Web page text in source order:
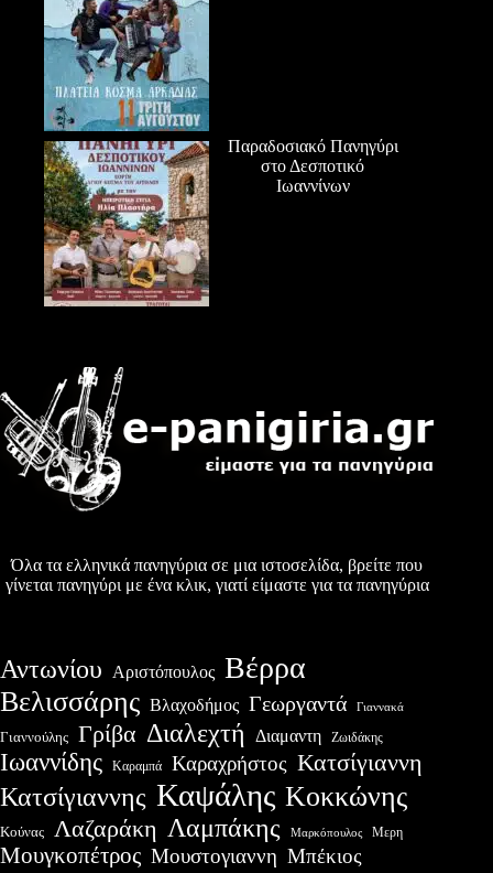
Παραδοσιακό Πανηγύρι
στο Δεσποτικό
Ιωαννίνων
Όλα τα ελληνικά πανηγύρια σε μια ιστοσελίδα, βρείτε που
γίνεται πανηγύρι με ένα κλικ, γιατί είμαστε για τα πανηγύρια
Αντωνίου Αριστόπουλος Βέρρα
Βελισσάρης Βλαχοδήμος Γεωργαντά Γιαννακά
Γιαννούλης Γρίβα Διαλεχτή Διαμαντη Ζωιδάκης
Ιωαννίδης Καραμπά Καραχρήστος Κατσίγιαννη
Κατσίγιαννης Καψάλης Κοκκώνης
Κούνας Λαζαράκη Λαμπάκης Μαρκόπουλος Μερη
Μουγκοπέτρος Μουστογιαννη Μπέκιος